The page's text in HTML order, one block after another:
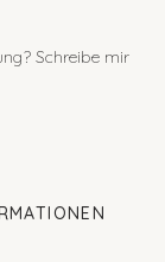
Schreibe mir